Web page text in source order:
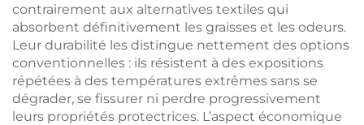
contrairement aux alternatives textiles qui
absorbent définitivement les graisses et les odeurs.
Leur durabilité les distingue nettement des options
conventionnelles : ils résistent à des expositions
répétées à des températures extrêmes sans se
dégrader, se fissurer ni perdre progressivement
leurs propriétés protectrices. L’aspect économique